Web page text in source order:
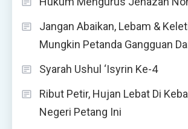
Jangan Abaikan, Lebam &
Mungkin Petanda Gangguan
Syarah Ushul ‘Isyrin Ke-4
Ribut Petir, Hujan Lebat Di
Negeri Petang Ini